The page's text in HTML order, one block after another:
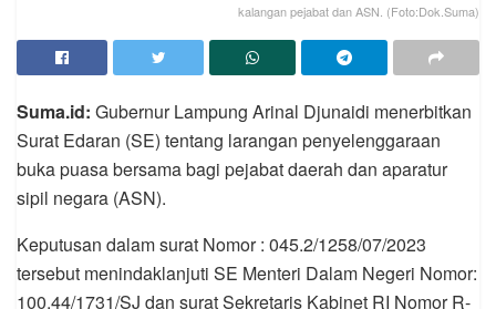
kalangan pejabat dan ASN. (Foto:Dok.Suma)
Suma.id: Gubernur Lampung Arinal Djunaidi menerbitkan
Surat Edaran (SE) tentang larangan penyelenggaraan
buka puasa bersama bagi pejabat daerah dan aparatur
sipil negara (ASN).
Keputusan dalam surat Nomor : 045.2/1258/07/2023
tersebut menindaklanjuti SE Menteri Dalam Negeri Nomor:
100.44/1731/SJ dan surat Sekretaris Kabinet RI Nomor R-